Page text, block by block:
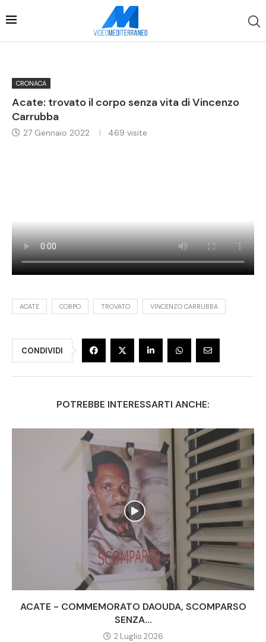
CRONACA
Acate: trovato il corpo senza vita di Vincenzo
Carrubba
27 Gennaio 2022 469 visite
ACATE CORPO TROVATO VINCENZO CARRUBBA
CONDIVIDI
POTREBBE INTERESSARTI ANCHE:
ACATE - COMMEMORATO DAOUDA, SCOMPARSO
SENZA...
2 Luglio 2026